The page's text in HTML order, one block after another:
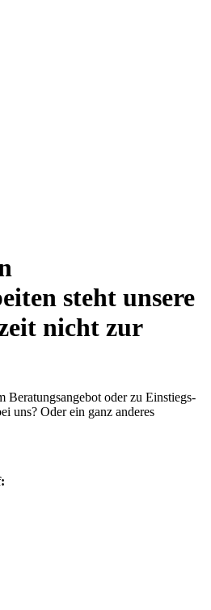
steht unsere
nicht zur
Beratungsangebot oder zu Einstiegs-
uns? Oder ein ganz anderes